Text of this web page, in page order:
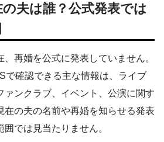
夫は誰？公式発表では
再婚を公式に発表していません。
で確認できる主な情報は、ライブ
ァンクラブ、イベント、公演に関す
在の夫の名前や再婚を知らせる発表
では見当たりません。